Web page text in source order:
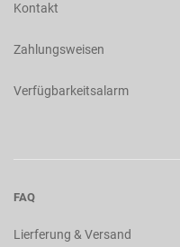
Kontakt
Zahlungsweisen
Verfügbarkeitsalarm
FAQ
Lierferung & Versand